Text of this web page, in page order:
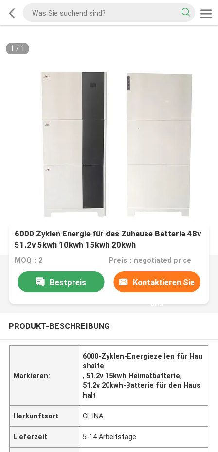
1 / 1
6000 Zyklen Energie für das Zuhause Batterie 48v
51.2v 5kwh 10kwh 15kwh 20kwh
MOQ：2 Preis：negotiated price
Bestpreis Kontaktieren Sie
uns
PRODUKT-BESCHREIBUNG
Markieren:
6000-Zyklen-Energiezellen für Hau
shalte
, 51.2v 15kwh Heimatbatterie,
51.2v 20kwh-Batterie für den Haus
halt
Herkunftsort CHINA
Lieferzeit 5-14 Arbeitstage